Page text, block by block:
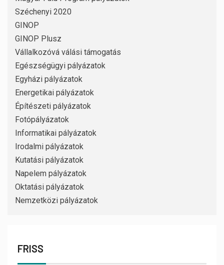
Széchenyi 2020
GINOP
GINOP Plusz
Vállalkozóvá válási támogatás
Egészségügyi pályázatok
Egyházi pályázatok
Energetikai pályázatok
Építészeti pályázatok
Fotópályázatok
Informatikai pályázatok
Irodalmi pályázatok
Kutatási pályázatok
Napelem pályázatok
Oktatási pályázatok
Nemzetközi pályázatok
FRISS